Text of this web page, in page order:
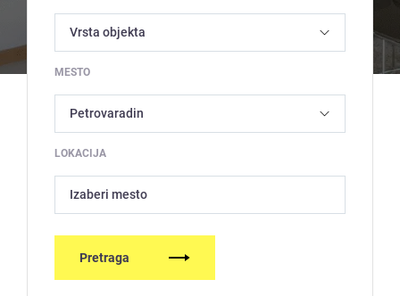
MESTO
LOKACIJA
Izaberi mesto
Pretraga